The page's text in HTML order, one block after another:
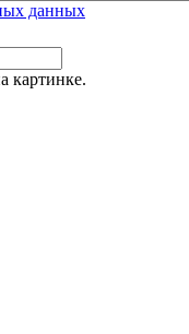
данных
картинке.